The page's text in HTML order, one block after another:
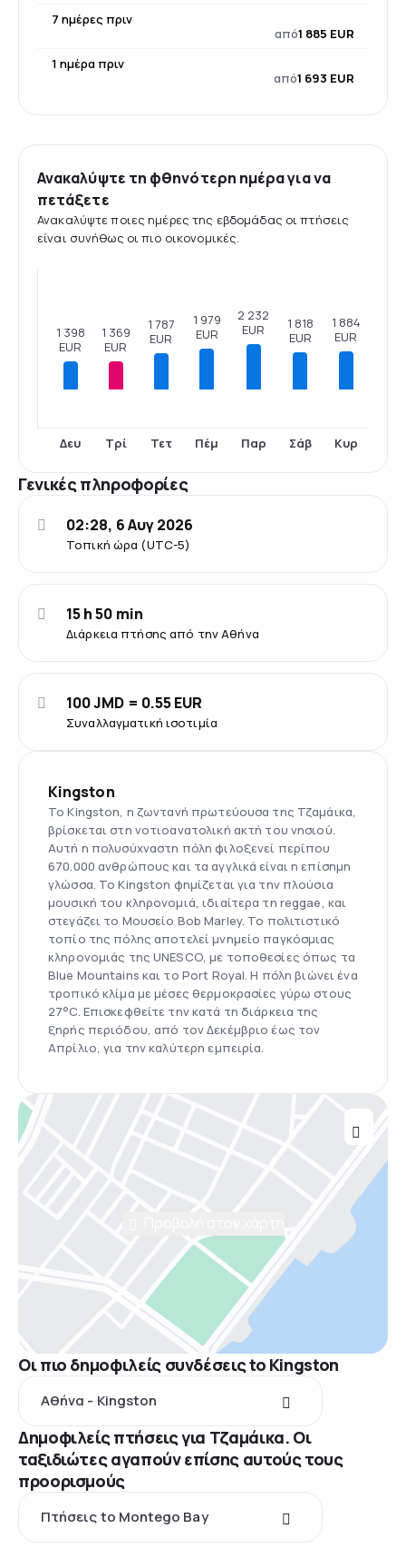
7 ημέρες πριν
από1 885 EUR
1 ημέρα πριν
από1 693 EUR
Ανακαλύψτε τη φθηνότερη ημέρα για να
πετάξετε
Ανακαλύψτε ποιες ημέρες της εβδομάδας οι πτήσεις
είναι συνήθως οι πιο οικονομικές.
1 398
EUR
Δευ
1 369
EUR
Τρί
1 787
EUR
Τετ
1 979
EUR
Πέμ
2 232
EUR
Παρ
1 818
EUR
Σάβ
1 884
EUR
Κυρ
Γενικές πληροφορίες
Τοπική ώρα (UTC-5)
02:28, 6 Αυγ 2026
Διάρκεια πτήσης από την Αθήνα
15 h 50 min
Συναλλαγματική ισοτιμία
100 JMD = 0.55 EUR
Kingston
Το Kingston, η ζωντανή πρωτεύουσα της Τζαμάικα,
βρίσκεται στη νοτιοανατολική ακτή του νησιού.
Αυτή η πολυσύχναστη πόλη φιλοξενεί περίπου
670.000 ανθρώπους και τα αγγλικά είναι η επίσημη
γλώσσα. Το Kingston φημίζεται για την πλούσια
μουσική του κληρονομιά, ιδιαίτερα τη reggae, και
στεγάζει το Μουσείο Bob Marley. Το πολιτιστικό
τοπίο της πόλης αποτελεί μνημείο παγκόσμιας
κληρονομιάς της UNESCO, με τοποθεσίες όπως τα
Blue Mountains και το Port Royal. Η πόλη βιώνει ένα
τροπικό κλίμα με μέσες θερμοκρασίες γύρω στους
27°C. Επισκεφθείτε την κατά τη διάρκεια της
ξηρής περιόδου, από τον Δεκέμβριο έως τον
Απρίλιο, για την καλύτερη εμπειρία.
Οι πιο δημοφιλείς συνδέσεις to Kingston
Αθήνα - Kingston
Δημοφιλείς πτήσεις για Τζαμάικα. Οι
ταξιδιώτες αγαπούν επίσης αυτούς τους
προορισμούς
Πτήσεις to Montego Bay